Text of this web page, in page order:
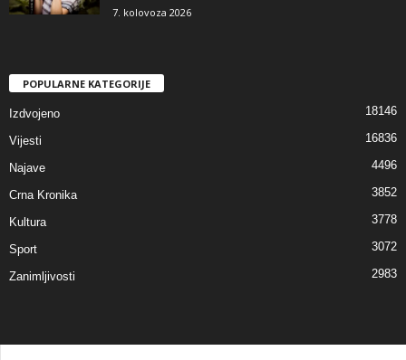
7. kolovoza 2026
POPULARNE KATEGORIJE
Izdvojeno 18146
Vijesti 16836
Najave 4496
Crna Kronika 3852
Kultura 3778
Sport 3072
Zanimljivosti 2983